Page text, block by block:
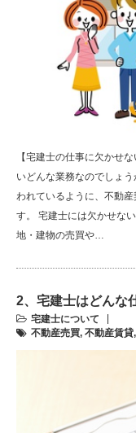
【宅建士の仕事に欠かせ
いどんな業務なのでしょ
われているように、不動
す。 宅建士には欠かせな
地・建物の売買や…
2、宅建士はどんな
宅建士について
不動産売買, 不動産賃貸,